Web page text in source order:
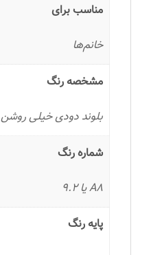
مناسب برای
خانم‌ها
مشخصه رنگ
بلوند دودی خیلی روشن
شماره رنگ
A8 یا 9.2
پایه رنگ